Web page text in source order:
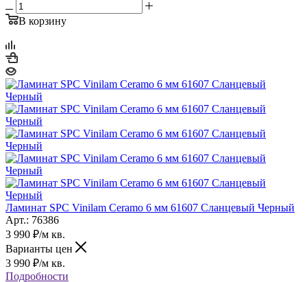
В корзину
Ламинат SPC Vinilam Ceramo 6 мм 61607 Сланцевый Черный
Арт.: 76386
3 990 ₽/м кв.
Варианты цен
3 990 ₽/м кв.
Подробности